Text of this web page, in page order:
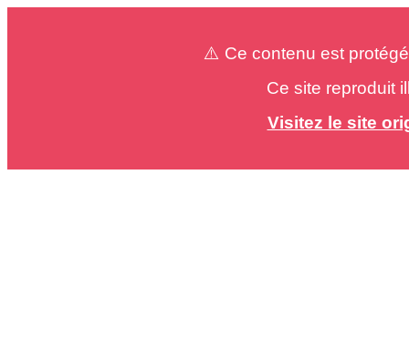
⚠️ Ce contenu est
Ce site reproduit
Visitez le site